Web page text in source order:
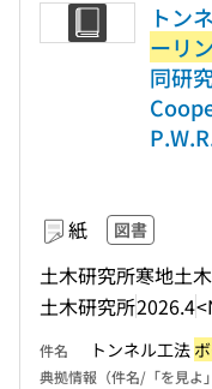
トン
ーリ
同研
紙 図書
土木研究所寒地土
土木研究所2026.4
件名 トンネル工法
典拠情報（件名/「を見よ